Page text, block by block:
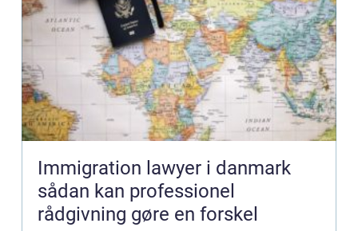
Immigration lawyer i danmark
sådan kan professionel
rådgivning gøre en forskel